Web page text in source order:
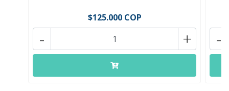
$125.000 COP
+
- -